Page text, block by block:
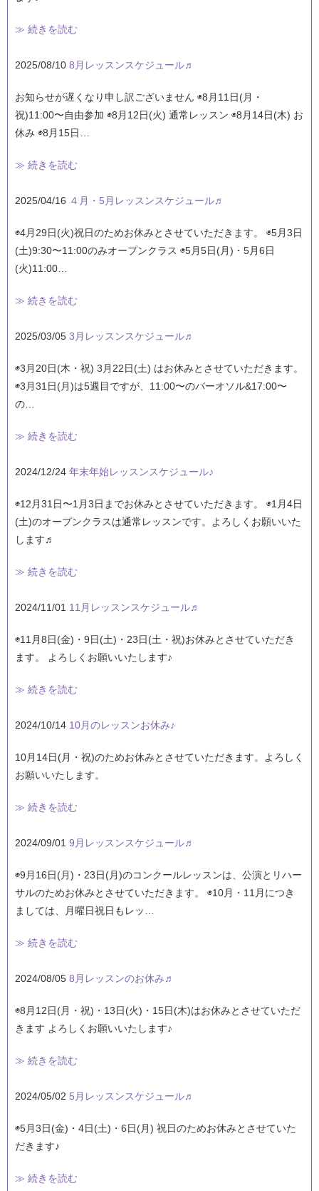
≫ 続きを読む
2025/08/10 8月レッスンスケジュール♬
お知らせが遅くなり申し訳ございません ◉8月11日(月・
祝)11:00〜自由参加 ◉8月12日(火) 通常レッスン ◉8月14日(木) お
休み ◉8月15日…
≫ 続きを読む
2025/04/16 ４月・5月レッスンスケジュール♬
◉4月29日(火)祝日のためお休みとさせていただきます。 ◉5月3日
(土)9:30〜11:00のみオープンクラス ◉5月5日(月)・5月6日
(火)11:00…
≫ 続きを読む
2025/03/05 3月レッスンスケジュール♬
◉3月20日(木・祝) 3月22日(土) はお休みとさせていただきます。
◉3月31日(月)は5週目ですが、11:00〜のバーオソル&17:00〜
の…
≫ 続きを読む
2024/12/24 年末年始レッスンスケジュール♪
◉12月31日〜1月3日までお休みとさせていただきます。 ◉1月4日
(土)のオープンクラスは通常レッスンです。よろしくお願いいた
します♬
≫ 続きを読む
2024/11/01 11月レッスンスケジュール♬
◉11月8日(金)・9日(土)・23日(土・祝)お休みとさせていただき
ます。 よろしくお願いいたします♪
≫ 続きを読む
2024/10/14 10月のレッスンお休み♪
10月14日(月・祝)のためお休みとさせていただきます。よろしく
お願いいたします。
≫ 続きを読む
2024/09/01 9月レッスンスケジュール♬
◉9月16日(月)・23日(月)のコンクールレッスンは、公演とリハー
サルのためお休みとさせていただきます。 ◉10月・11月につき
ましては、月曜日祝日もレッ…
≫ 続きを読む
2024/08/05 8月レッスンのお休み♬
◉8月12日(月・祝)・13日(火)・15日(木)はお休みとさせていただ
きます よろしくお願いいたします♪
≫ 続きを読む
2024/05/02 5月レッスンスケジュール♬
◉5月3日(金)・4日(土)・6日(月) 祝日のためお休みとさせていた
だきます♪
≫ 続きを読む